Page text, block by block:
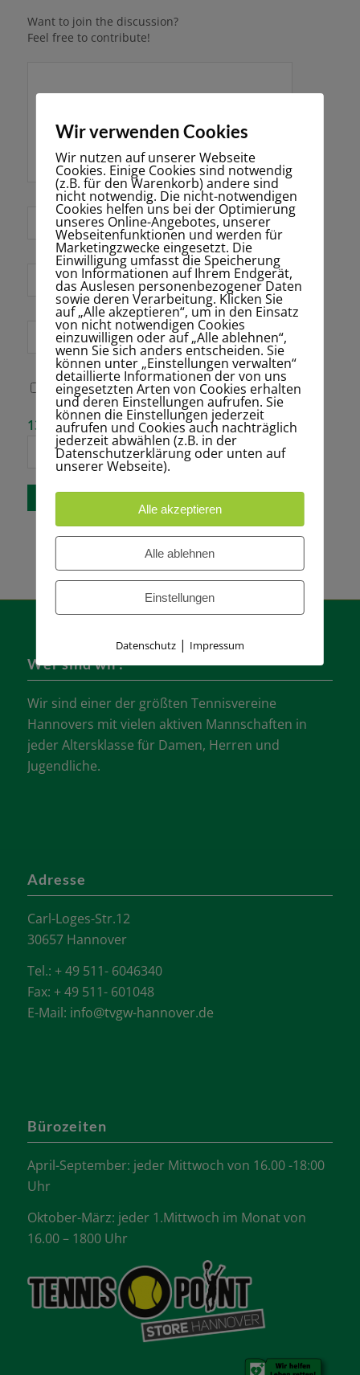
Want to join the discussion?
Feel free to contribute!
Name*
E-Mail-Adresse
*
Website
Name, E-Mail-
Adresse und
Website in
diesem Browser
für meinen
nächsten
Bitte gib eine
Antwort in
Ziffern ein:
13 − sechs =
Wer sind wir?
Wir sind einer der größten Tennisvereine
Hannovers mit vielen aktiven Mannschaften in
jeder Altersklasse für Damen, Herren und
Jugendliche.
Adresse
Carl-Loges-Str.12
30657 Hannover
Tel.: + 49 511- 6046340
Fax: + 49 511- 601048
E-Mail: info@tvgw-hannover.de
Bürozeiten
April-September: jeder Mittwoch von 16.00 -18:00
Uhr
Oktober-März: jeder 1.Mittwoch im Monat von
16.00 – 1800 Uhr
Wir verwenden Cookies
Wir nutzen auf unserer Webseite
Cookies. Einige Cookies sind notwendig
(z.B. für den Warenkorb) andere sind
nicht notwendig. Die nicht-notwendigen
Cookies helfen uns bei der Optimierung
unseres Online-Angebotes, unserer
Webseitenfunktionen und werden für
Marketingzwecke eingesetzt. Die
Einwilligung umfasst die Speicherung
von Informationen auf Ihrem Endgerät,
das Auslesen personenbezogener Daten
sowie deren Verarbeitung. Klicken Sie
auf „Alle akzeptieren“, um in den Einsatz
von nicht notwendigen Cookies
einzuwilligen oder auf „Alle ablehnen“,
wenn Sie sich anders entscheiden. Sie
können unter „Einstellungen verwalten“
detaillierte Informationen der von uns
eingesetzten Arten von Cookies erhalten
und deren Einstellungen aufrufen. Sie
können die Einstellungen jederzeit
aufrufen und Cookies auch nachträglich
jederzeit abwählen (z.B. in der
Datenschutzerklärung oder unten auf
unserer Webseite).
Alle akzeptieren
Alle ablehnen
Einstellungen
Datenschutz| Impressum